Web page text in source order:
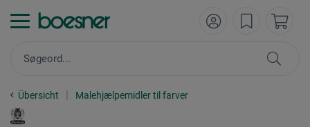
Übersicht Malehjælpemidler til farver